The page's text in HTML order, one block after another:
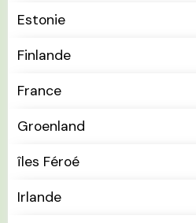
Estonie
Finlande
France
Groenland
îles Féroé
Irlande